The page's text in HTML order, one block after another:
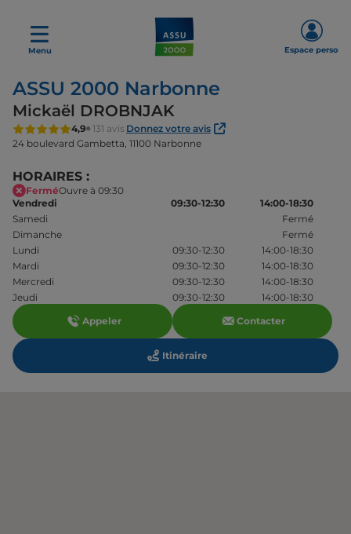
Menu Espace perso
ASSU 2000 Narbonne
Mickaël DROBNJAK
4,9 131 avis Donnez votre avis
24 boulevard Gambetta, 11100 Narbonne
HORAIRES :
FerméOuvre à 09:30
Vendredi
09:30-12:30
14:00-18:30
Samedi
Fermé
Dimanche
Fermé
Lundi
09:30-12:30
14:00-18:30
Mardi
09:30-12:30
14:00-18:30
Mercredi
09:30-12:30
14:00-18:30
Jeudi
09:30-12:30
14:00-18:30
Appeler
Contacter
Itinéraire